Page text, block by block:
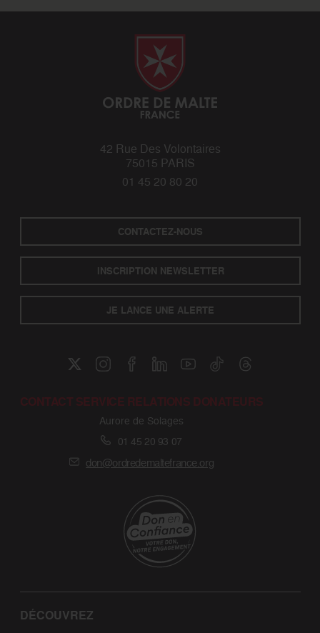
42 Rue Des Volontaires
75015 PARIS
01 45 20 80 20
CONTACTEZ-NOUS
INSCRIPTION NEWSLETTER
JE LANCE UNE ALERTE
CONTACT SERVICE RELATIONS DONATEURS
Aurore de Solages
01 45 20 93 07
don@ordredemaltefrance.org
DÉCOUVREZ